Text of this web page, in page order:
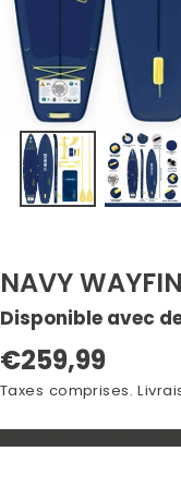
NAVY
Disponible avec
Prix
normal
€259,99
Taxes comprises.